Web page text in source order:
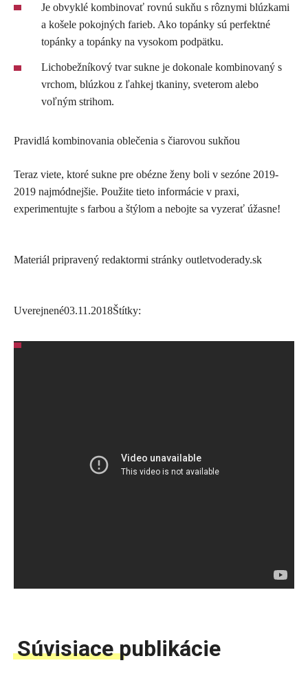
Je obvyklé kombinovať rovnú sukňu s rôznymi blúzkami
a košele pokojných farieb. Ako topánky sú perfektné
topánky a topánky na vysokom podpätku.
Lichobežníkový tvar sukne je dokonale kombinovaný s
vrchom, blúzkou z ľahkej tkaniny, sveterom alebo
voľným strihom.
Pravidlá kombinovania oblečenia s čiarovou sukňou
Teraz viete, ktoré sukne pre obézne ženy boli v sezóne 2019-
2019 najmódnejšie. Použite tieto informácie v praxi,
experimentujte s farbou a štýlom a nebojte sa vyzerať úžasne!
Materiál pripravený redaktormi stránky outletvoderady.sk
Uverejnené03.11.2018Štítky:
Súvisiace publikácie